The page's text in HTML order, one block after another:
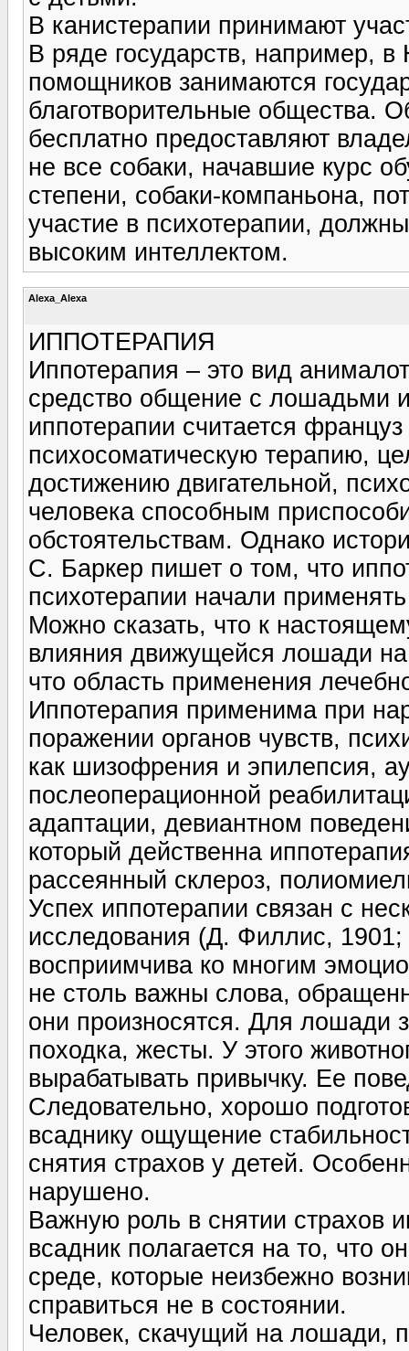
В канистерапии принимают
В ряде государств, например, в
помощников занимаются
благотворительные общества.
бесплатно предоставляют
не все собаки, начавшие курс
степени, собаки-компаньона,
участие в психотерапии,
высоким интеллектом.
Alexa_Alexa
ИППОТЕРАПИЯ
Иппотерапия – это вид
средство общение с лошадьми
иппотерапии считается
психосоматическую терапию,
достижению двигательной,
человека способным
обстоятельствам. Однако
С. Баркер пишет о том, что
психотерапии начали
Можно сказать, что к
влияния движущейся лошади
что область применения
Иппотерапия применима при
поражении органов чувств,
как шизофрения и эпилепсия,
послеоперационной
адаптации, девиантном
который действенна
рассеянный склероз,
Успех иппотерапии связан с
исследования (Д. Филлис,
восприимчива ко многим
не столь важны слова,
они произносятся. Для лошади
походка, жесты. У этого
вырабатывать привычку. Ее
Следовательно, хорошо
всаднику ощущение
снятия страхов у детей.
нарушено.
Важную роль в снятии страхов
всадник полагается на то, что
среде, которые неизбежно
справиться не в состоянии.
Человек, скачущий на лошади,